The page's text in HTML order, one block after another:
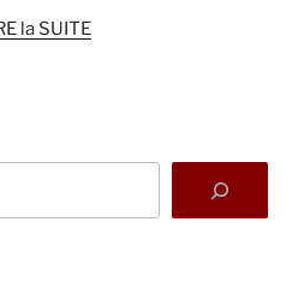
la SUITE